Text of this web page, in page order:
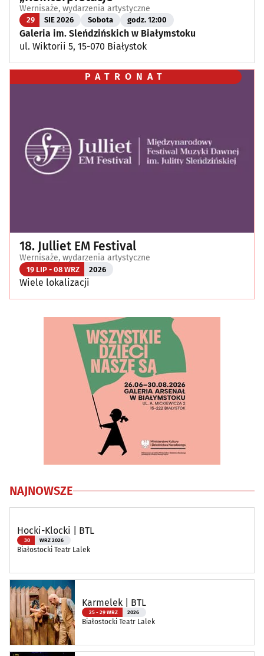
Wernisaże, wydarzenia artystyczne
29 SIE 2026 Sobota godz. 12:00
Galeria im. Sleńdzińskich w Białymstoku
ul. Wiktorii 5, 15-070 Białystok
PATRONAT
18. Julliet EM Festival
Wernisaże, wydarzenia artystyczne
19 LIP - 08 WRZ 2026
Wiele lokalizacji
NAJNOWSZE
Hocki-Klocki | BTL
30 WRZ 2026
Białostocki Teatr Lalek
Karmelek | BTL
25 - 29 WRZ 2026
Białostocki Teatr Lalek